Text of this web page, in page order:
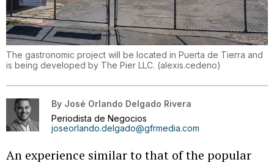
The gastronomic project will be located in Puerta de Tierra and
is being developed by The Pier LLC. (alexis.cedeno)
By José Orlando Delgado Rivera
Periodista de Negocios
joseorlando.delgado@gfrmedia.com
An experience similar to that of the popular